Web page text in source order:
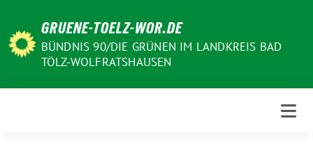
zum
Inhalt
GRUENE-TOELZ-WOR.DE
BÜNDNIS 90/DIE GRÜNEN IM LANDKREIS BAD
TÖLZ-WOLFRATSHAUSEN